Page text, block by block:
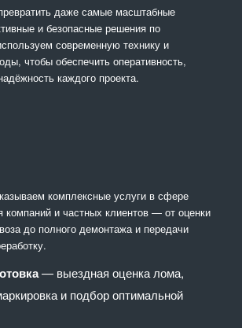
даже самые масштабные
и безопасные решения по
современную технику и
чтобы обеспечить оперативность,
каждого проекта.
комплексные услуги в сфере
и частных клиентов — от оценки
до полного демонтажа и передачи
— выездная оценка лома,
и подбор оптимальной